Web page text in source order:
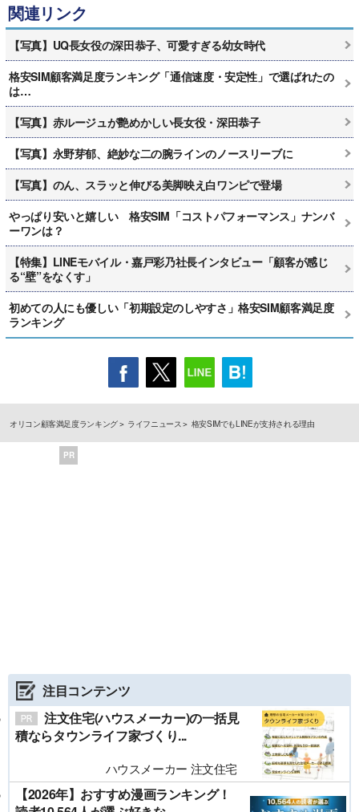
関連リンク
【写真】UQ長女役の深田恭子、可愛すぎる幼女時代
格安SIM顧客満足度ランキング「通信速度・安定性」で選ばれたの
は…
【写真】赤ルージュが艶めかしい長女役・深田恭子
【写真】永野芽郁、絶妙な二の腕ラインのノースリーブに
【写真】のん、スラッと伸びる美脚映え白ワンピで登場
やっぱり安いと嬉しい 格安SIM「コストパフォーマンス」ナンバ
ーワンは？
【特集】LINEモバイル・嘉戸彩乃社長インタビュー「顧客が感じ
る“壁”をなくす」
初めての人にも優しい「初期設定のしやすさ」格安SIM顧客満足度
ランキング
オリコン顧客満足度ランキング ライフニュース 格安SIMでもLINEが支持される理由
PR
注目コンテンツ
注文住宅(ハウスメーカー)の一括見
積ならタウンライフ家づくり...
ハウスメーカー 注文住宅
【2026年】おすすめ漫画ランキング！